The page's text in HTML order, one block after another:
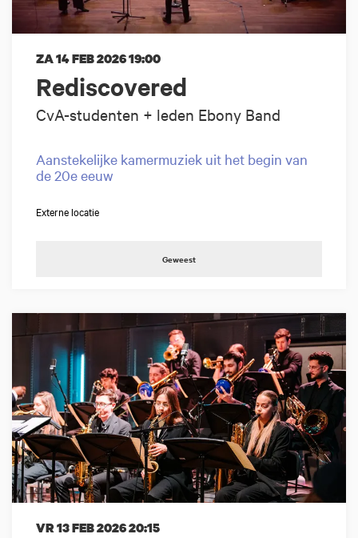
Rediscovered
CvA-studenten + leden Ebony Band
ZA 14 FEB 202619:00
Aanstekelijke kamermuziek uit het begin van
de 20e eeuw
Externe locatie
Geweest
VR 13 FEB 202620:15